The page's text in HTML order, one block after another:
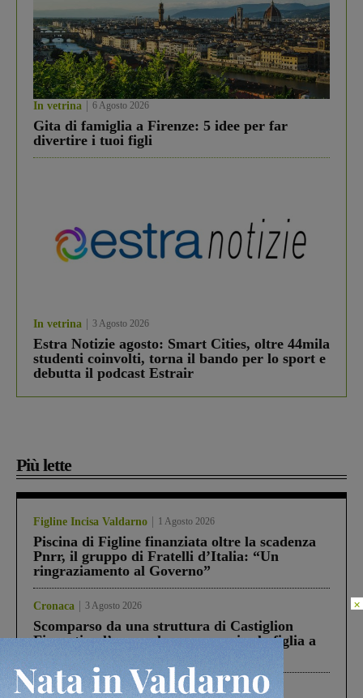
In vetrina 6 Agosto 2026
Gita di famiglia a Firenze: 5 idee per far
divertire i tuoi figli
In vetrina 3 Agosto 2026
Estra Notizie agosto: Smart Cities, oltre 44mila
studenti coinvolti, torna il bando per lo sport e
debutta il podcast Estrair
Più lette
Figline Incisa Valdarno 1 Agosto 2026
Piscina di Figline finanziata oltre la scadenza
Pnrr, il gruppo di Fratelli d’Italia: “Un
ringraziamento al Governo”
Cronaca 3 Agosto 2026
Scomparso da una struttura di Castiglion
Fiorentino l’uomo che aveva ucciso la figlia a
Cronaca 4 Agosto 2026
×